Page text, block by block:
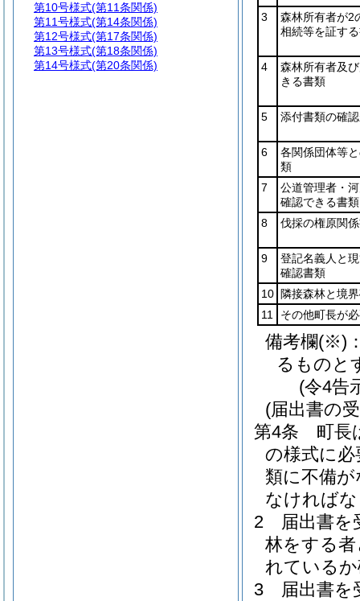
3
森林所有者が2
相続等を証す
4
森林所有者及
きる書類
5 添付書類の確
6
各関係団体等
類
7
公道管理者・
確認できる書類
8
伐採の権原関
9
登記名義人と
確認書類
10
隣接森林と境
11
その他町長が
備考欄(※)
るものと
(令4告
(届出書の
第4条
町長
の様式に
類に不備
なければ
2
届出書を
林をする
れている
3
届出書を
第10号様式(第11条関係)
第11号様式(第14条関係)
第12号様式(第17条関係)
第13号様式(第18条関係)
第14号様式(第20条関係)